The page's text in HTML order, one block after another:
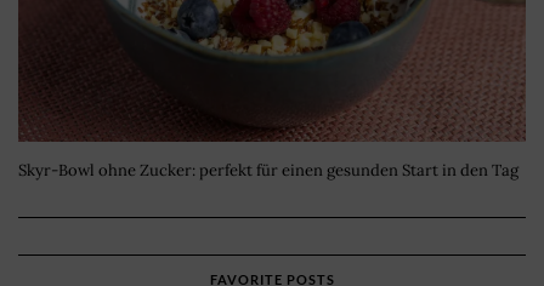
Skyr-Bowl ohne Zucker: perfekt für einen gesunden Start in den Tag
FAVORITE POSTS